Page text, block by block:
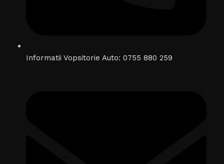
Informatii Vopsitorie Auto: 0755 880 259